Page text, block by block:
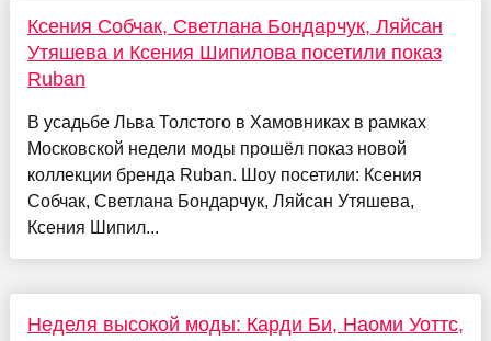
Ксения Собчак, Светлана Бондарчук, Ляйсан
Утяшева и Ксения Шипилова посетили показ
Ruban
В усадьбе Льва Толстого в Хамовниках в рамках
Московской недели моды прошёл показ новой
коллекции бренда Ruban. Шоу посетили: Ксения
Собчак, Светлана Бондарчук, Ляйсан Утяшева,
Ксения Шипил...
Неделя высокой моды: Карди Би, Наоми Уоттс,